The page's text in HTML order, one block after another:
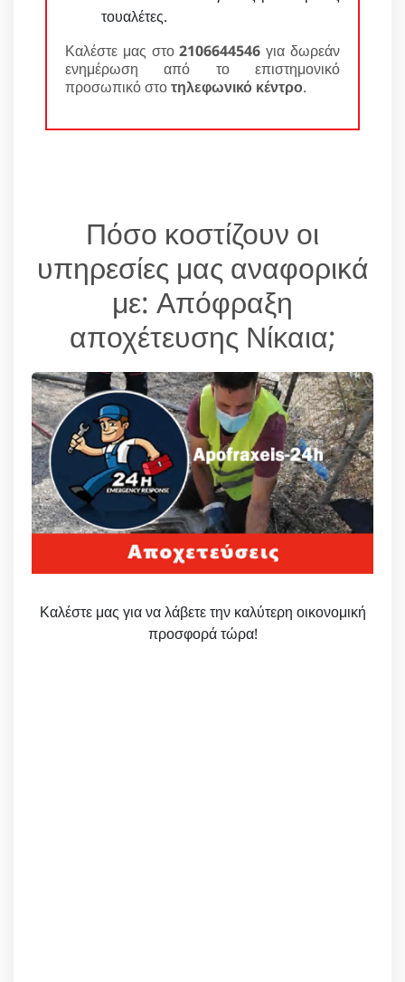
τουαλέτες.
Καλέστε μας στο2106644546 για δωρεάν
ενημέρωση από το επιστημονικό
προσωπικό στοτηλεφωνικό κέντρο.
Πόσο κοστίζουν οι
υπηρεσίες μας αναφορικά
με: Απόφραξη
αποχέτευσης Νίκαια;
Καλέστε μας για να λάβετε την καλύτερη οικονομική
προσφορά τώρα!